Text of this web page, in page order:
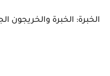
الخبرة: الخبرة والخريجون